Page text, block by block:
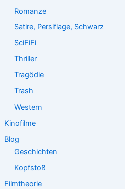
Romanze
Satire, Persiflage, Schwarz
SciFiFi
Thriller
Tragödie
Trash
Western
Kinofilme
Blog
Geschichten
Kopfstoß
Filmtheorie